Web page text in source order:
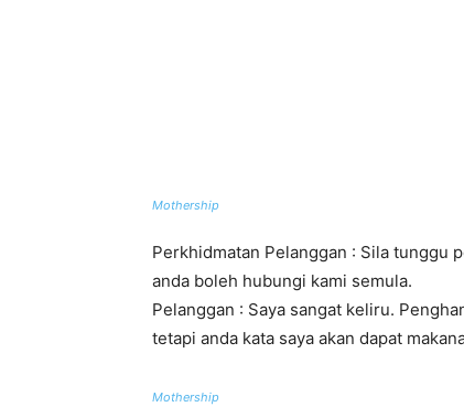
Mothership
Perkhidmatan Pelanggan : Sila tunggu
anda boleh hubungi kami semula.
Pelanggan : Saya sangat keliru.
tetapi anda kata saya akan dapat
Mothership